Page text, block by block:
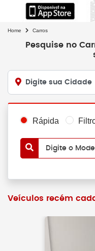
Home Carros
Pesquise no
Digite sua Cidade
Rápida
Digite o
Veículos recém